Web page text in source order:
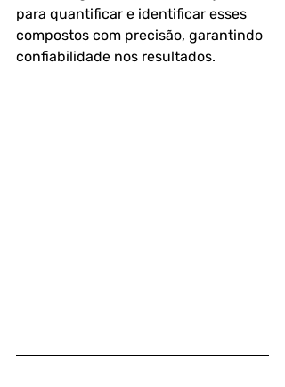
para quantificar e identificar esses
compostos com precisão, garantindo
confiabilidade nos resultados.